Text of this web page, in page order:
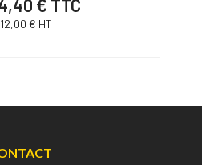
€ TTC
€ HT